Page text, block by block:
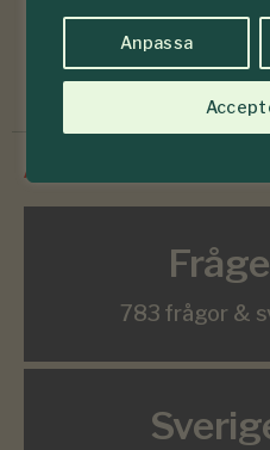
Anpassa
/
783 frågor &